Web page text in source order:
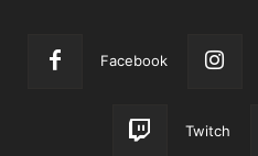
Facebook
Twitch